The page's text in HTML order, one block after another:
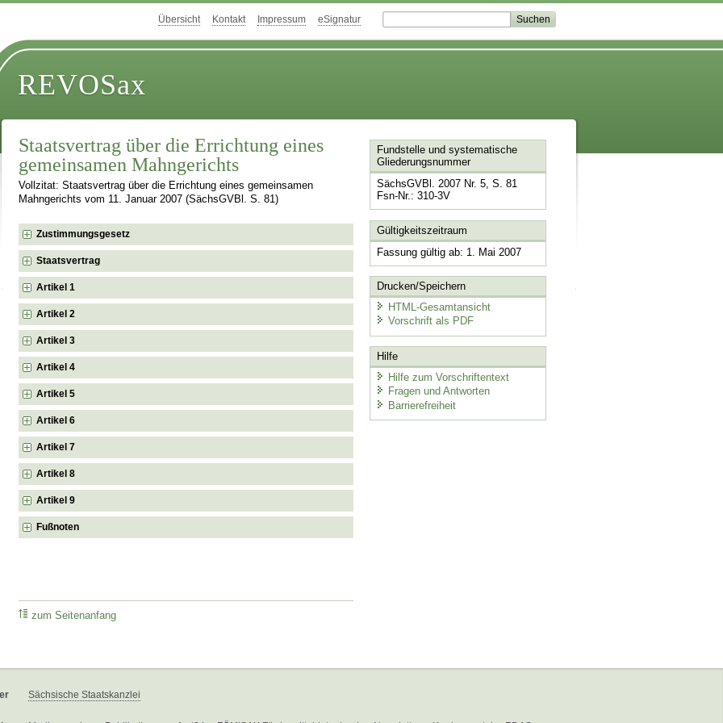
Übersicht Kontakt Impressum eSignatur
REVOSax
Staatsvertrag über die Errichtung eines
gemeinsamen Mahngerichts
Vollzitat: Staatsvertrag über die Errichtung eines gemeinsamen
Mahngerichts vom 11. Januar 2007 (SächsGVBl. S. 81)
Zustimmungsgesetz
Staatsvertrag
Artikel 1
Artikel 2
Artikel 3
Artikel 4
Artikel 5
Artikel 6
Artikel 7
Artikel 8
Artikel 9
Fußnoten
zum Seitenanfang
Fundstelle und systematische
Gliederungsnummer
SächsGVBl. 2007 Nr. 5, S. 81
Fsn-Nr.: 310-3V
Gültigkeitszeitraum
Fassung gültig ab: 1. Mai 2007
Drucken/Speichern
HTML-Gesamtansicht
Vorschrift als PDF
Hilfe
Hilfe zum Vorschriftentext
Fragen und Antworten
Barrierefreiheit
Sächsische Staatskanzlei